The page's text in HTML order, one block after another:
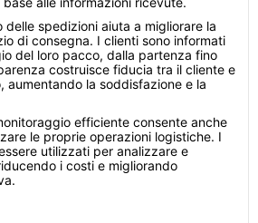
delle spedizioni aiuta a migliorare la
di consegna. I clienti sono informati
del loro pacco, dalla partenza fino
costruisce fiducia tra il cliente e
aumentando la soddisfazione e la
efficiente consente anche
le proprie operazioni logistiche. I
utilizzati per analizzare e
i costi e migliorando